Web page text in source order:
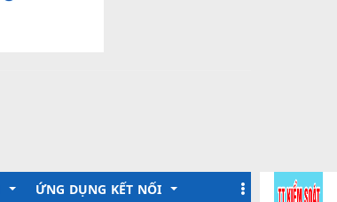
ỨNG DỤNG KẾT NỐI